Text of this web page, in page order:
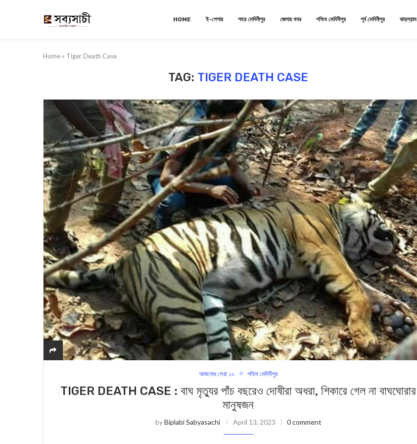
HOME ই-পেপার শহর মেদিনীপুর জেলার খবর পশ্চিম মেদিনীপুর পূর্ব মেদিনীপুর ঝাড়গ্রাম
Home » Tiger Death Case
TAG: TIGER DEATH CASE
আজকের সেরা ১০ পশ্চিম মেদিনীপুর
TIGER DEATH CASE : বাঘ মৃত্যুর পাঁচ বছরেও দোষীরা অধরা, শিকারে গেল না বাঘঘোরার
মানুষজন
byBiplabi Sabyasachi April 13, 2023 0 comment